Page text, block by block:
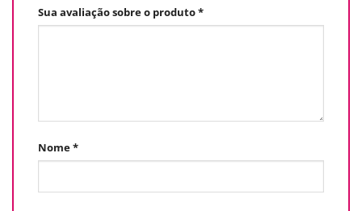
Sua avaliação sobre o produto*
Nome*